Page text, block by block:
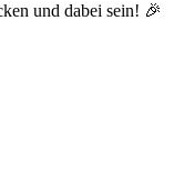
und dabei sein! 🎉